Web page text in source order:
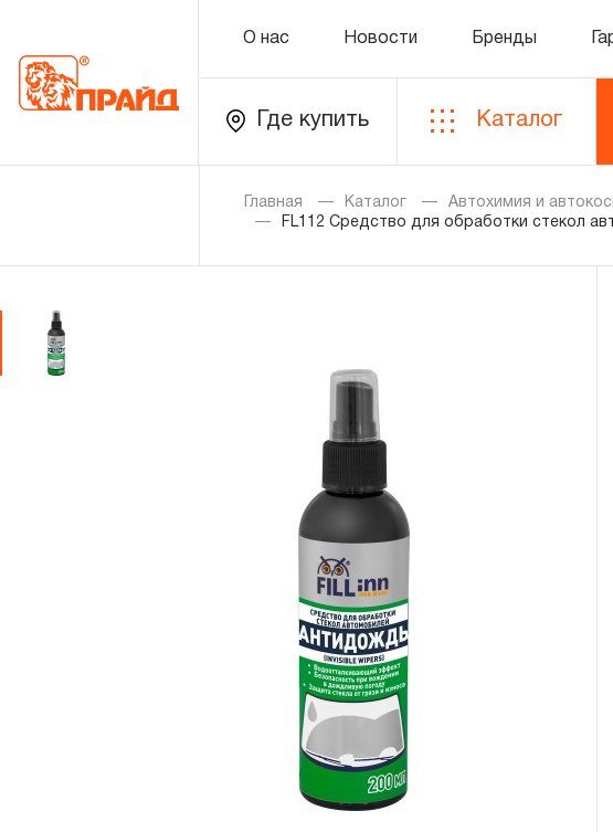
О нас Новости Бренды
Где купить Каталог
Каталог
Золотая лихорадка
Распродажа
Уцененный товар
Гарантия и сервис
Доставка и оплата
Партнерам
Контакты
Главная Каталог Автохимия и
FL112 Средство для обработки стекол